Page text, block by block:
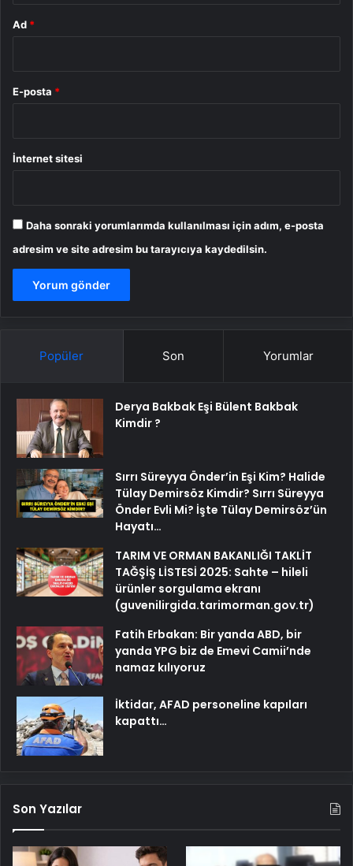
Ad *
E-posta *
İnternet sitesi
Daha sonraki yorumlarımda kullanılması için adım, e-posta
adresim ve site adresim bu tarayıcıya kaydedilsin.
Popüler Son Yorumlar
Derya Bakbak Eşi Bülent Bakbak
Kimdir ?
Sırrı Süreyya Önder’in Eşi Kim? Halide
Tülay Demirsöz Kimdir? Sırrı Süreyya
Önder Evli Mi? İşte Tülay Demirsöz’ün
Hayatı…
TARIM VE ORMAN BAKANLIĞI TAKLİT
TAĞŞİŞ LİSTESİ 2025: Sahte – hileli
ürünler sorgulama ekranı
(guvenilirgida.tarimorman.gov.tr)
Fatih Erbakan: Bir yanda ABD, bir
yanda YPG biz de Emevi Camii’nde
namaz kılıyoruz
İktidar, AFAD personeline kapıları
kapattı…
Son Yazılar